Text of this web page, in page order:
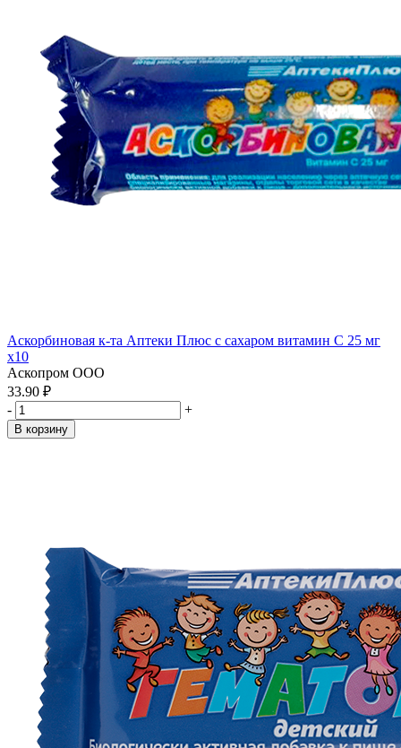
Аскорбиновая к-та Аптеки Плюс с сахаром витамин С 25 мг
x10
Аскопром ООО
33.90 ₽
-
+
В корзину